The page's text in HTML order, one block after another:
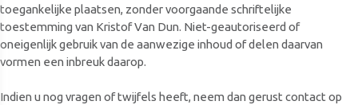
toegankelijke plaatsen, zonder voorgaande schriftelijke
toestemming van Kristof Van Dun. Niet-geautoriseerd of
oneigenlijk gebruik van de aanwezige inhoud of delen daarvan
vormen een inbreuk daarop.
Indien u nog vragen of twijfels heeft, neem dan gerust contact op